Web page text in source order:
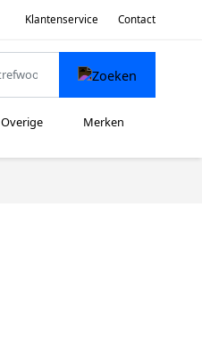
Klantenservice Contact
Overige Merken